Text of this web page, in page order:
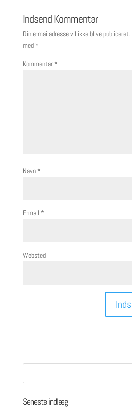
Indsend Kommentar
Din e-mailadresse vil ikke blive publiceret.
med *
Kommentar *
Navn *
E-mail *
Websted
Seneste indlæg